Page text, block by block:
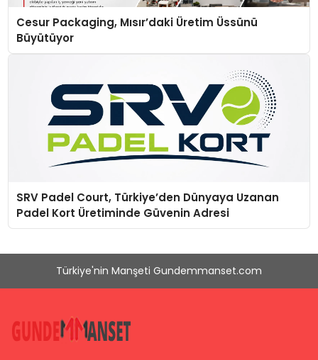
Cesur Packaging, Mısır’daki Üretim Üssünü
Büyütüyor
SRV Padel Court, Türkiye’den Dünyaya Uzanan
Padel Kort Üretiminde Güvenin Adresi
Türkiye'nin Manşeti Gundemmanset.com